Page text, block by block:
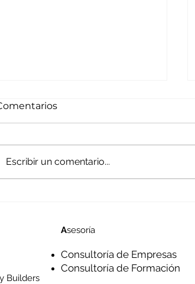
inminente
Escribir un comentario...
Builders
Asesoría
Consultoría de Empresas
Consultoría de Formación